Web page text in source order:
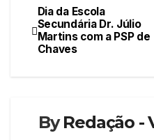
Navegação
de
Dia da Escola
Secundária Dr. Júlio
Martins com a PSP de
Chaves
ByRedação -